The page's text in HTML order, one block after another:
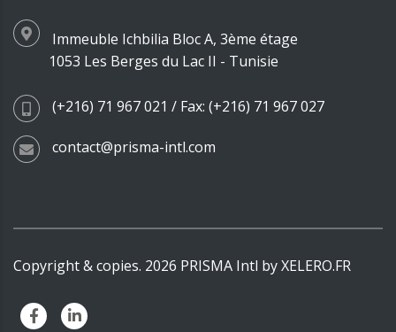
Immeuble Ichbilia Bloc A, 3ème étage
1053 Les Berges du Lac II - Tunisie
(+216) 71 967 021 / Fax: (+216) 71 967 027
contact@prisma-intl.com
Copyright & copies. 2026 PRISMA Intl byXELERO.FR